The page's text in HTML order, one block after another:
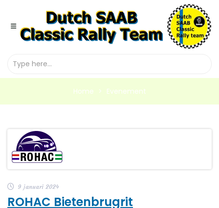
Home Evenement
9 januari 2024
ROHAC Bietenbrugrit